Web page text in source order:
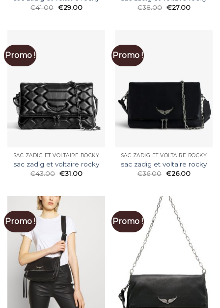
€41.00 €29.00
€38.00 €27.00
Promo !
SAC ZADIG ET VOLTAIRE ROCKY
sac zadig et voltaire rocky
€43.00 €31.00
Promo !
SAC ZADIG ET VOLTAIRE ROCKY
sac zadig et voltaire rocky
€36.00 €26.00
Promo ! Promo !